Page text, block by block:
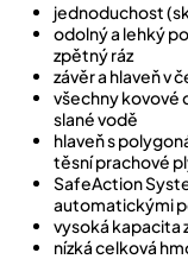
jednoduchost
odolný a lehký
zpětný ráz
závěr a hlaveň v
všechny kovové
slané vodě
hlaveň s
těsní prachové
SafeAction
automatickými
vysoká kapacita
nízká celková